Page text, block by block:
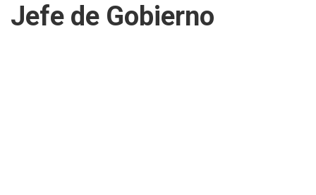
Jefe de Gobierno